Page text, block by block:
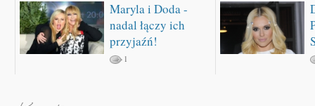
Maryla i Doda -
nadal łączy ich
przyjaźń!
1